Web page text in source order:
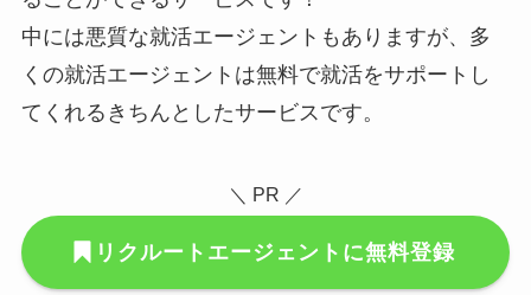
中には悪質な就活エージェントもありますが、多
くの就活エージェントは無料で就活をサポートし
てくれるきちんとしたサービスです。
＼ PR ／
リクルートエージェントに無料登録